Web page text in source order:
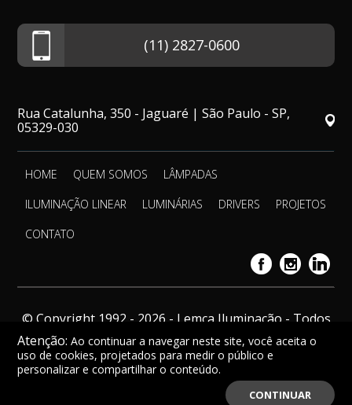
(11) 2827-0600
Rua Catalunha, 350 - Jaguaré | São Paulo - SP,
05329-030
HOME QUEM SOMOS
LÂMPADAS
ILUMINAÇÃO LINEAR
LUMINÁRIAS DRIVERS
PROJETOS
CONTATO
© Copyright 1992 - 2026 - Lemca Iluminação - Todos
Atenção: Ao continuar a navegar neste site, você aceita o
uso de cookies, projetados para medir o público e
personalizar e compartilhar o conteúdo.
CONTINUAR